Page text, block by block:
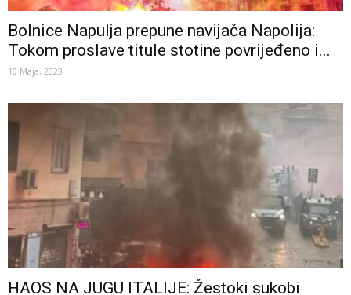
Bolnice Napulja prepune navijača Napolija:
Tokom proslave titule stotine povrijeđeno i...
10 Maja, 2023
HAOS NA JUGU ITALIJE: Žestoki sukobi